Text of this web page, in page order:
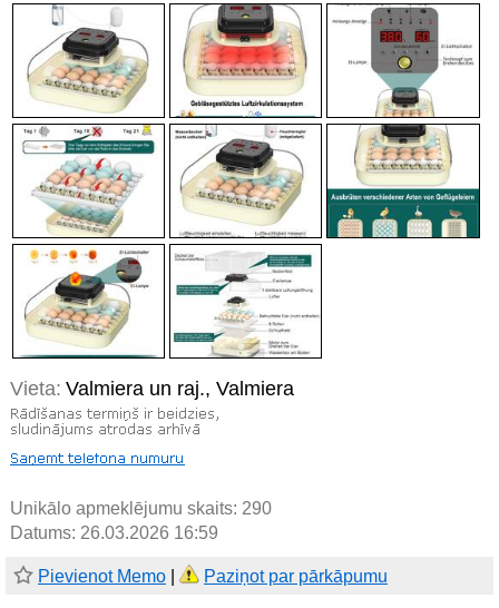
Vieta: Valmiera un raj., Valmiera
Unikālo apmeklējumu skaits: 290
Datums: 26.03.2026 16:59
Pievienot Memo Paziņot par pārkāpumu